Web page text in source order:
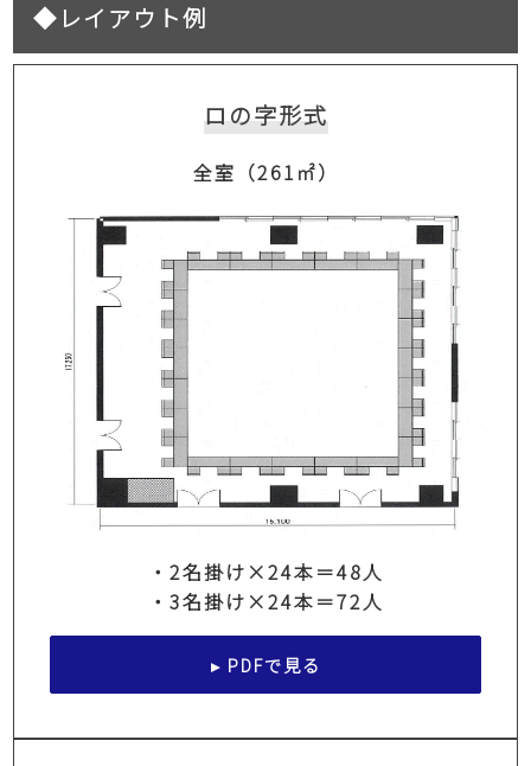
◆レイアウト例
ロの字形式
全室（261㎡）
・2名掛け×24本＝48人
・3名掛け×24本＝72人
▸ PDFで見る